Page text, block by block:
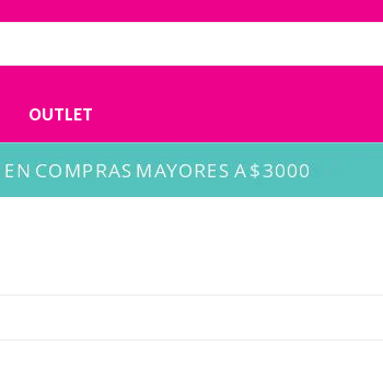
OUTLET